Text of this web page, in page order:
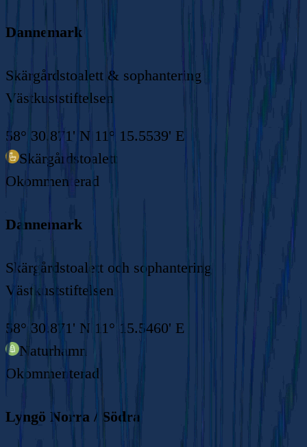
Dannemark
Skärgårdstoalett & sophantering
Västkuststiftelsen
58° 30.871' N 11° 15.5539' E
Skärgårdstoalett
Okommenterad
Dannemark
Skärgårdstoalett och sophantering
Västkuststiftelsen
58° 30.871' N 11° 15.5460' E
Naturhamn
Okommenterad
Lyngö Norra / Södra